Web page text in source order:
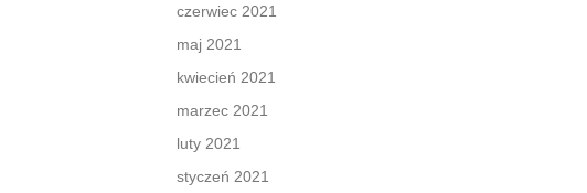
czerwiec 2021
maj 2021
kwiecień 2021
marzec 2021
luty 2021
styczeń 2021